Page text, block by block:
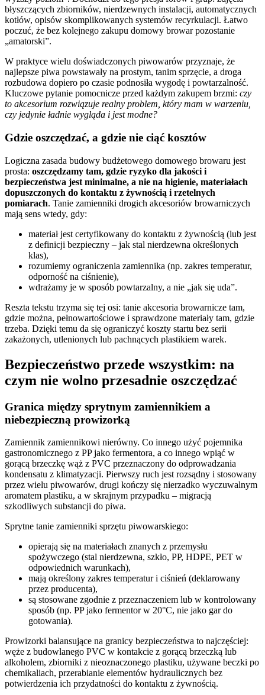
błyszczących zbiorników, nierdzewnych instalacji, automatycznych
kotłów, opisów skomplikowanych systemów recyrkulacji. Łatwo
poczuć, że bez kolejnego zakupu domowy browar pozostanie
„amatorski”.
W praktyce wielu doświadczonych piwowarów przyznaje, że
najlepsze piwa powstawały na prostym, tanim sprzęcie, a droga
rozbudowa dopiero po czasie podnosiła wygodę i powtarzalność.
Kluczowe pytanie pomocnicze przed każdym zakupem brzmi: czy
to akcesorium rozwiązuje realny problem, który mam w warzeniu,
czy jedynie ładnie wygląda i jest modne?
Gdzie oszczędzać, a gdzie nie ciąć kosztów
Logiczna zasada budowy budżetowego domowego browaru jest
prosta: oszczędzamy tam, gdzie ryzyko dla jakości i
bezpieczeństwa jest minimalne, a nie na higienie, materiałach
dopuszczonych do kontaktu z żywnością i rzetelnych
pomiarach. Tanie zamienniki drogich akcesoriów browarniczych
mają sens wtedy, gdy:
materiał jest certyfikowany do kontaktu z żywnością (lub jest
z definicji bezpieczny – jak stal nierdzewna określonych
klas),
rozumiemy ograniczenia zamiennika (np. zakres temperatur,
odporność na ciśnienie),
wdrażamy je w sposób powtarzalny, a nie „jak się uda”.
Reszta tekstu trzyma się tej osi: tanie akcesoria browarnicze tam,
gdzie można, pełnowartościowe i sprawdzone materiały tam, gdzie
trzeba. Dzięki temu da się ograniczyć koszty startu bez serii
zakażonych, utlenionych lub pachnących plastikiem warek.
Bezpieczeństwo przede wszystkim: na
czym nie wolno przesadnie oszczędzać
Granica między sprytnym zamiennikiem a
niebezpieczną prowizorką
Zamiennik zamiennikowi nierówny. Co innego użyć pojemnika
gastronomicznego z PP jako fermentora, a co innego wpiąć w
gorącą brzeczkę wąż z PVC przeznaczony do odprowadzania
kondensatu z klimatyzacji. Pierwszy ruch jest rozsądny i stosowany
przez wielu piwowarów, drugi kończy się nierzadko wyczuwalnym
aromatem plastiku, a w skrajnym przypadku – migracją
szkodliwych substancji do piwa.
Sprytne tanie zamienniki sprzętu piwowarskiego:
opierają się na materiałach znanych z przemysłu
spożywczego (stal nierdzewna, szkło, PP, HDPE, PET w
odpowiednich warunkach),
mają określony zakres temperatur i ciśnień (deklarowany
przez producenta),
są stosowane zgodnie z przeznaczeniem lub w kontrolowany
sposób (np. PP jako fermentor w 20°C, nie jako gar do
gotowania).
Prowizorki balansujące na granicy bezpieczeństwa to najczęściej:
węże z budowlanego PVC w kontakcie z gorącą brzeczką lub
alkoholem, zbiorniki z nieoznaczonego plastiku, używane beczki po
chemikaliach, przerabianie elementów hydraulicznych bez
potwierdzenia ich przydatności do kontaktu z żywnością.